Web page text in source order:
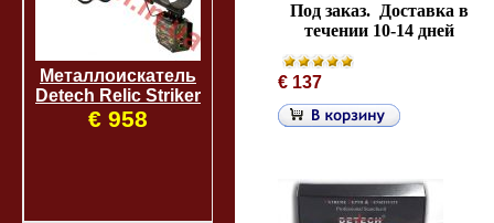
Металлоискатель
Detech Relic Striker
€ 958
Под заказ. Доставка в
течении 10-14 дней
€ 137